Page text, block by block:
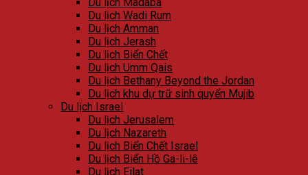
Du lịch Wadi Rum
Du lịch Amman
Du lịch Jerash
Du lịch Biển Chết
Du lịch Umm Qais
Du lịch Bethany Beyond the Jordan
Du lịch khu dự trữ sinh quyển Mujib
Du lịch Israel
Du lịch Jerusalem
Du lịch Nazareth
Du lịch Biển Chết Israel
Du lịch Biển Hồ Ga-li-lê
Du lịch Eilat